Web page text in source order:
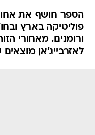
הספר חושף את
פוליטיקה בארץ
ורומנים. מאחורי
לאזרבייג'אן